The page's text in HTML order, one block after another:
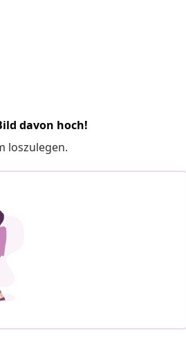
davon hoch!
loszulegen.